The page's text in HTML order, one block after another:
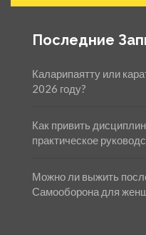
Последние
Каларипаятту или
2026 году?
Как привить
практическое
Можно ли выжить
Самооборона для